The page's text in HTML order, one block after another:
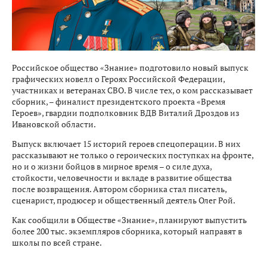
Российское общество «Знание» подготовило новый выпуск
графических новелл о Героях Российской Федерации,
участниках и ветеранах СВО. В числе тех, о ком рассказывает
сборник, – финалист президентского проекта «Время
Героев», гвардии подполковник ВДВ Виталий Дроздов из
Ивановской области.
Выпуск включает 15 историй героев спецоперации. В них
рассказывают не только о героических поступках на фронте,
но и о жизни бойцов в мирное время – о силе духа,
стойкости, человечности и вкладе в развитие общества
после возвращения. Автором сборника стал писатель,
сценарист, продюсер и общественный деятель Олег Рой.
Как сообщили в Обществе «Знание», планируют выпустить
более 200 тыс. экземпляров сборника, который направят в
школы по всей стране.